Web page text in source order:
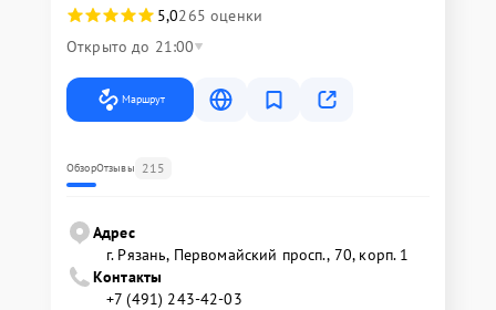
5,0265 оценки
Открыто до 21:00
Маршрут
ОбзорОтзывы 215
Адрес
г. Рязань, Первомайский просп., 70, корп. 1
Контакты
+7 (491) 243-42-03